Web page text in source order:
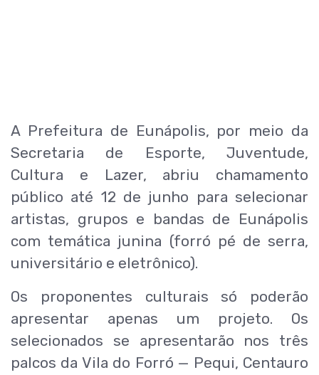
A Prefeitura de Eunápolis, por meio da
Secretaria de Esporte, Juventude,
Cultura e Lazer, abriu chamamento
público até 12 de junho para selecionar
artistas, grupos e bandas de Eunápolis
com temática junina (forró pé de serra,
universitário e eletrônico).
Os proponentes culturais só poderão
apresentar apenas um projeto. Os
selecionados se apresentarão nos três
palcos da Vila do Forró — Pequi, Centauro